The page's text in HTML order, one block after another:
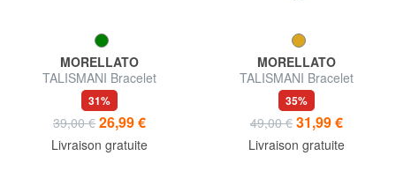
MORELLATO
TALISMANI Bracelet
31%
39,00 € 26,99 €
Livraison gratuite
MORELLATO
TALISMANI Bracelet
35%
49,00 € 31,99 €
Livraison gratuite